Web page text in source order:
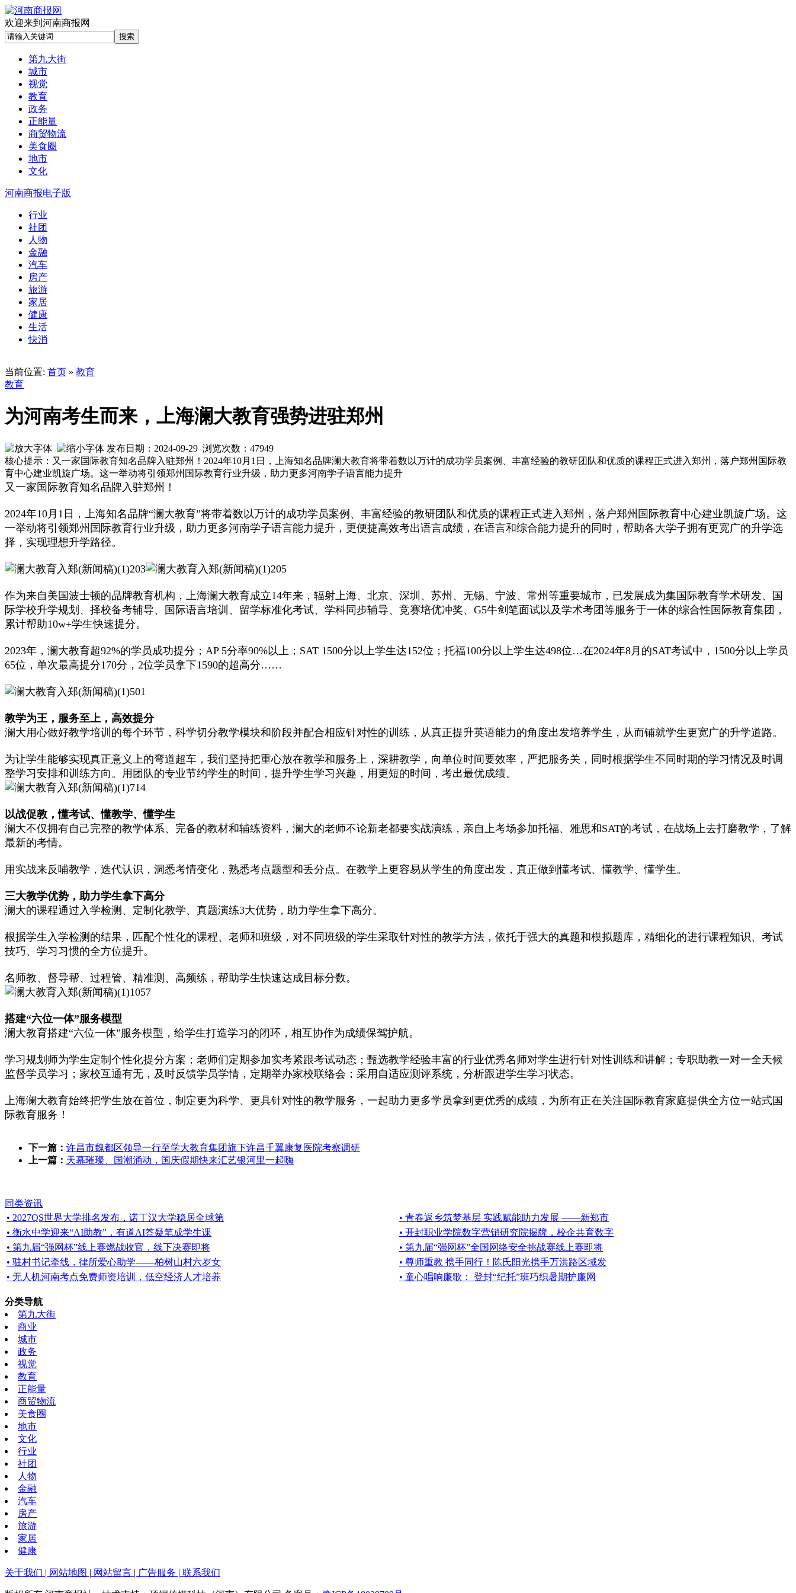
欢迎来到河南商报网
第九大街
城市
视觉
教育
政务
正能量
商贸物流
美食圈
地市
文化
河南商报电子版
行业
社团
人物
金融
汽车
房产
旅游
家居
健康
生活
快消
当前位置: 首页 » 教育
教育
为河南考生而来，上海澜大教育强势进驻郑州
发布日期：2024-09-29 浏览次数： 47949
核心提示：又一家国际教育知名品牌入驻郑州！2024年10月1日，上海知名品牌澜大教育将带着数以万计的成功学员案例、丰富经验的教研团队和优质的课程正式进入郑州，落户郑州国际教
育中心建业凯旋广场。这一举动将引领郑州国际教育行业升级，助力更多河南学子语言能力提升
又一家国际教育知名品牌入驻郑州！
2024年10月1日，上海知名品牌“澜大教育”将带着数以万计的成功学员案例、丰富经验的教研团队和优质的课程正式进入郑州，落户郑州国际教育中心建业凯旋广场。这
一举动将引领郑州国际教育行业升级，助力更多河南学子语言能力提升，更便捷高效考出语言成绩，在语言和综合能力提升的同时，帮助各大学子拥有更宽广的升学选
择，实现理想升学路径。
作为来自美国波士顿的品牌教育机构，上海澜大教育成立14年来，辐射上海、北京、深圳、苏州、无锡、宁波、常州等重要城市，已发展成为集国际教育学术研发、国
际学校升学规划、择校备考辅导、国际语言培训、留学标准化考试、学科同步辅导、竞赛培优冲奖、G5牛剑笔面试以及学术考团等服务于一体的综合性国际教育集团，
累计帮助10w+学生快速提分。
2023年，澜大教育超92%的学员成功提分；AP 5分率90%以上；SAT 1500分以上学生达152位；托福100分以上学生达498位…在2024年8月的SAT考试中，1500分以上学员
65位，单次最高提分170分，2位学员拿下1590的超高分……
教学为王，服务至上，高效提分
澜大用心做好教学培训的每个环节，科学切分教学模块和阶段并配合相应针对性的训练，从真正提升英语能力的角度出发培养学生，从而铺就学生更宽广的升学道路。
为让学生能够实现真正意义上的弯道超车，我们坚持把重心放在教学和服务上，深耕教学，向单位时间要效率，严把服务关，同时根据学生不同时期的学习情况及时调
整学习安排和训练方向。用团队的专业节约学生的时间，提升学生学习兴趣，用更短的时间，考出最优成绩。
以战促教，懂考试、懂教学、懂学生
澜大不仅拥有自己完整的教学体系、完备的教材和辅练资料，澜大的老师不论新老都要实战演练，亲自上考场参加托福、雅思和SAT的考试，在战场上去打磨教学，了解
最新的考情。
用实战来反哺教学，迭代认识，洞悉考情变化，熟悉考点题型和丢分点。在教学上更容易从学生的角度出发，真正做到懂考试、懂教学、懂学生。
三大教学优势，助力学生拿下高分
澜大的课程通过入学检测、定制化教学、真题演练3大优势，助力学生拿下高分。
根据学生入学检测的结果，匹配个性化的课程、老师和班级，对不同班级的学生采取针对性的教学方法，依托于强大的真题和模拟题库，精细化的进行课程知识、考试
技巧、学习习惯的全方位提升。
名师教、督导帮、过程管、精准测、高频练，帮助学生快速达成目标分数。
搭建“六位一体”服务模型
澜大教育搭建“六位一体”服务模型，给学生打造学习的闭环，相互协作为成绩保驾护航。
学习规划师为学生定制个性化提分方案；老师们定期参加实考紧跟考试动态；甄选教学经验丰富的行业优秀名师对学生进行针对性训练和讲解；专职助教一对一全天候
监督学员学习；家校互通有无，及时反馈学员学情，定期举办家校联络会；采用自适应测评系统，分析跟进学生学习状态。
上海澜大教育始终把学生放在首位，制定更为科学、更具针对性的教学服务，一起助力更多学员拿到更优秀的成绩，为所有正在关注国际教育家庭提供全方位一站式国
际教育服务！
下一篇： 许昌市魏都区领导一行至学大教育集团旗下许昌千翼康复医院考察调研
上一篇： 天幕璀璨、国潮涌动，国庆假期快来汇艺银河里一起嗨
同类资讯
• 2027QS世界大学排名发布，诺丁汉大学稳居全球第
• 青春返乡筑梦基层 实践赋能助力发展 ——新郑市
• 衡水中学迎来“AI助教”，有道AI答疑笔成学生课
• 开封职业学院数字营销研究院揭牌，校企共育数字
• 第九届“强网杯”线上赛燃战收官，线下决赛即将
• 第九届“强网杯”全国网络安全挑战赛线上赛即将
• 驻村书记牵线，律所爱心助学——柏树山村六岁女
• 尊师重教 携手同行！陈氏阳光携手万洪路区域发
• 无人机河南考点免费师资培训，低空经济人才培养
• 童心唱响廉歌： 登封“纪托”班巧织暑期护廉网
分类导航
第九大街
商业
城市
政务
视觉
教育
正能量
商贸物流
美食圈
地市
文化
行业
社团
人物
金融
汽车
房产
旅游
家居
健康
关于我们 | 网站地图 | 网站留言 | 广告服务 | 联系我们